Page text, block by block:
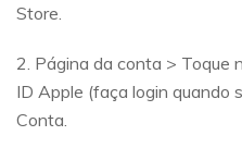
Store.
2. Página da conta > Toque
ID Apple (faça login quando
Conta.